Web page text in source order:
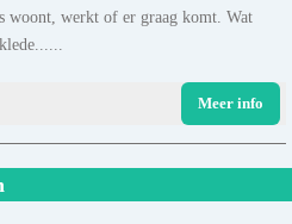
woont, werkt of er graag komt. Wat
Meer info